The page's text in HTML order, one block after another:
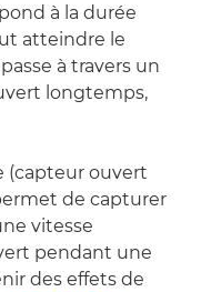
à la durée
atteindre le
à travers un
longtemps,
(capteur ouvert
de capturer
vitesse
pendant une
des effets de